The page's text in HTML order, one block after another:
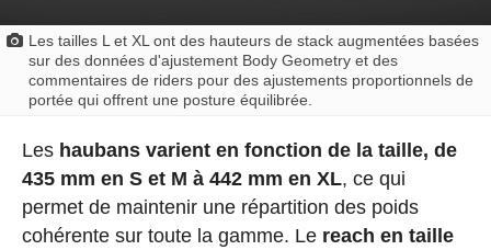
Les tailles L et XL ont des hauteurs de stack augmentées basées
sur des données d'ajustement Body Geometry et des
commentaires de riders pour des ajustements proportionnels de
portée qui offrent une posture équilibrée.
Les haubans varient en fonction de la taille, de
435 mm en S et M à 442 mm en XL, ce qui
permet de maintenir une répartition des poids
cohérente sur toute la gamme. Le reach en taille